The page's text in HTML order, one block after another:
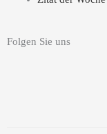
Folgen Sie uns